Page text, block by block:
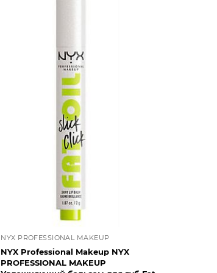
NYX PROFESSIONAL MAKEUP
NYX Professional Makeup NYX
PROFESSIONAL MAKEUP